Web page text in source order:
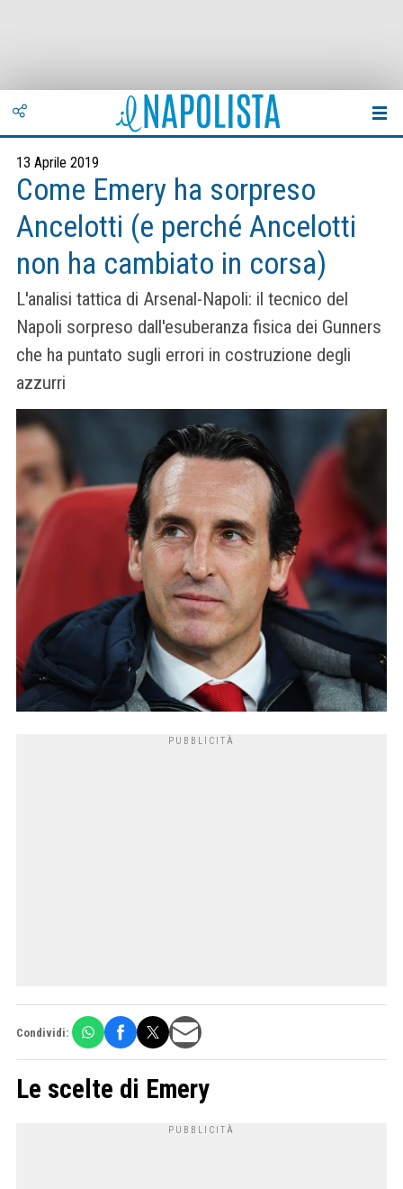
13 Aprile 2019
Come Emery ha sorpreso
Ancelotti (e perché Ancelotti
non ha cambiato in corsa)
L'analisi tattica di Arsenal-Napoli: il tecnico del
Napoli sorpreso dall'esuberanza fisica dei Gunners
che ha puntato sugli errori in costruzione degli
azzurri
Condividi:
Le scelte di Emery